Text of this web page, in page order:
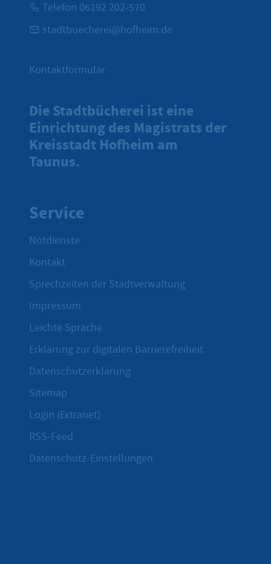
Telefon 06192 202-570
stadtbuecherei@hofheim.de
Kontaktformular
Die Stadtbücherei ist eine
Einrichtung des Magistrats der
Kreisstadt Hofheim am
Taunus.
Service
Notdienste
Kontakt
Sprechzeiten der Stadtverwaltung
Impressum
Leichte Sprache
Erklärung zur digitalen Barrierefreiheit
Datenschutzerklärung
Sitemap
Login (Extranet)
RSS-Feed
Datenschutz-Einstellungen